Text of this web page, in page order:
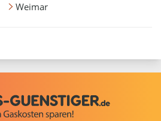
Weimar